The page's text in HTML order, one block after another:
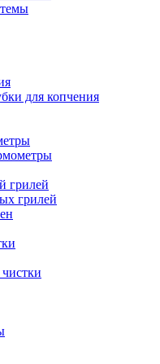
для копчения
грилей
грилей